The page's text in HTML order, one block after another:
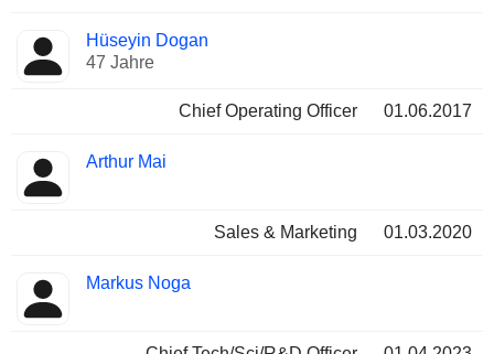
Hüseyin Dogan
47 Jahre
Chief Operating Officer 01.06.2017
Arthur Mai
Sales & Marketing 01.03.2020
Markus Noga